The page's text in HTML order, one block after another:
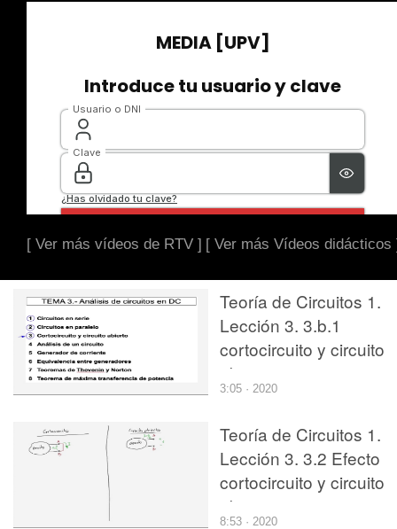
[ Ver más vídeos de RTV ] [ Ver más Vídeos didácticos
Teoría de Circuitos 1.
Lección 3. 3.b.1
cortocircuito y circuito
abierto, ejercicio 1
3:05 · 2020
Teoría de Circuitos 1.
Lección 3. 3.2 Efecto
cortocircuito y circuito
abierto
8:53 · 2020